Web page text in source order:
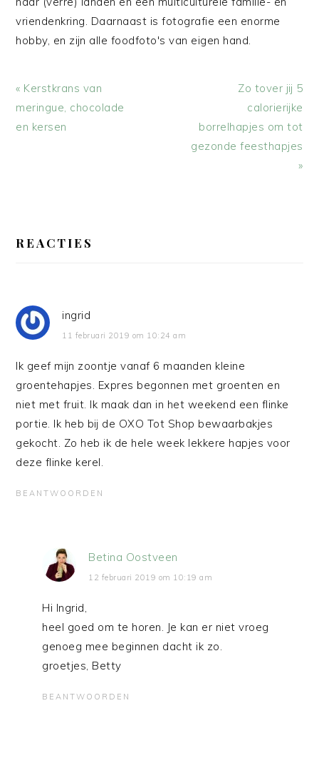
vriendenkring. Daarnaast is fotografie een enorme
hobby, en zijn alle foodfoto's van eigen hand.
Vorig
bericht:
« Kerstkrans van
meringue, chocolade
en kersen
Volgend
bericht:
Zo tover jij 5
calorierijke
borrelhapjes om tot
gezonde feesthapjes
»
INTERACTIES
REACTIES
ingrid
11 februari 2019 om 10:24 am
Ik geef mijn zoontje vanaf 6 maanden kleine
groentehapjes. Expres begonnen met groenten en
niet met fruit. Ik maak dan in het weekend een flinke
portie. Ik heb bij de OXO Tot Shop bewaarbakjes
gekocht. Zo heb ik de hele week lekkere hapjes voor
deze flinke kerel.
BEANTWOORDEN
Betina Oostveen
12 februari 2019 om 10:19 am
Hi Ingrid,
heel goed om te horen. Je kan er niet vroeg
genoeg mee beginnen dacht ik zo.
groetjes, Betty
BEANTWOORDEN